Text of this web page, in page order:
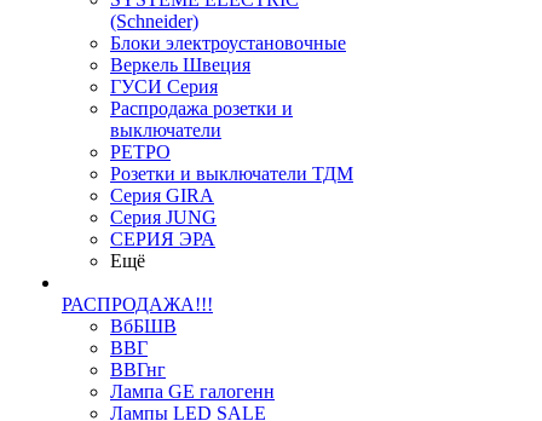
(Schneider)
Блоки электроустановочные
Веркель Швеция
ГУСИ Серия
Распродажа розетки и
выключатели
РЕТРО
Розетки и выключатели ТДМ
Серия GIRA
Серия JUNG
СЕРИЯ ЭРА
Ещё
РАСПРОДАЖА!!!
ВбБШВ
ВВГ
ВВГнг
Лампа GE галогенн
Лампы LED SALE